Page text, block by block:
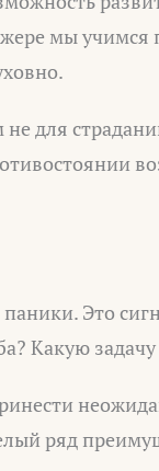
мы учимся
для
Это
Какую
ряд